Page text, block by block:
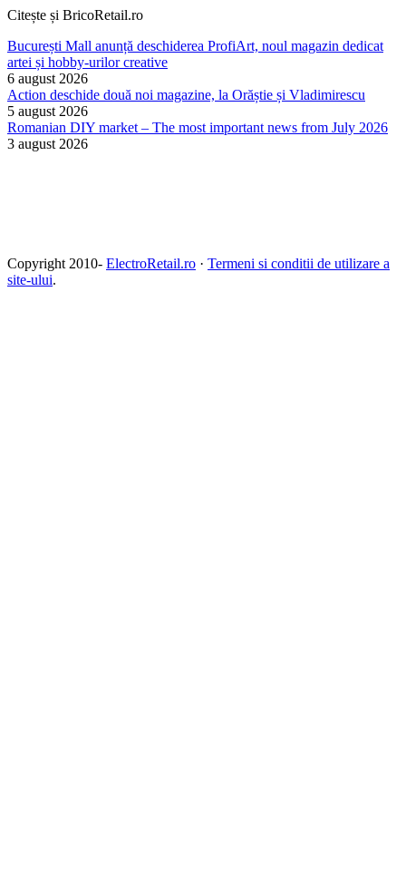
Citește și BricoRetail.ro
București Mall anunță deschiderea ProfiArt, noul magazin dedicat
artei și hobby-urilor creative
6 august 2026
Action deschide două noi magazine, la Orăștie și Vladimirescu
5 august 2026
Romanian DIY market – The most important news from July 2026
3 august 2026
Copyright 2010- ElectroRetail.ro · Termeni si conditii de utilizare a
site-ului.